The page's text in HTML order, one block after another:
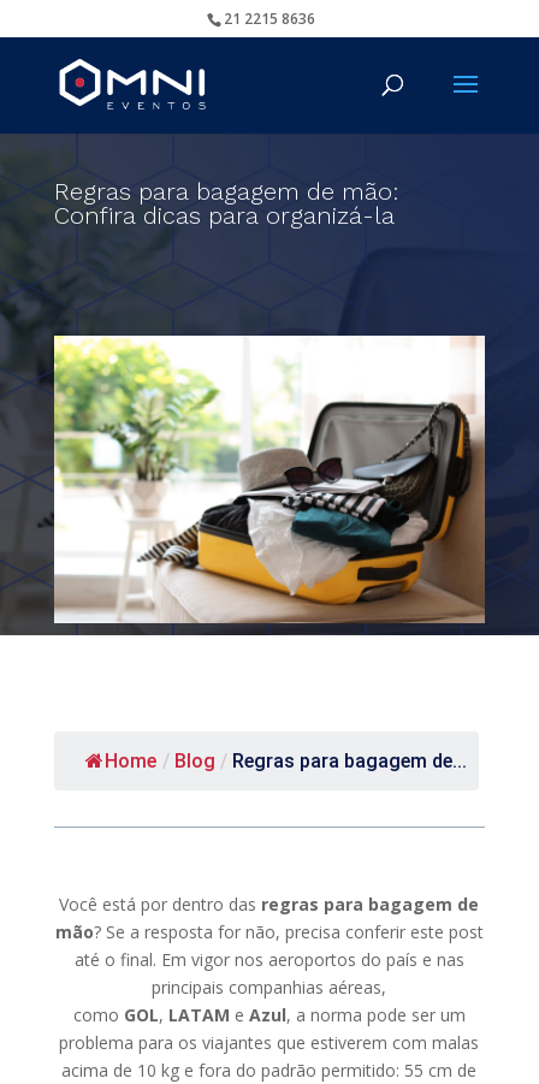
21 2215 8636
Regras para bagagem de mão:
Confira dicas para organizá-la
Home / Blog / Regras para bagagem de...
Você está por dentro das regras para bagagem de
mão? Se a resposta for não, precisa conferir este post
até o final. Em vigor nos aeroportos do país e nas
principais companhias aéreas,
como GOL, LATAM e Azul, a norma pode ser um
problema para os viajantes que estiverem com malas
acima de 10 kg e fora do padrão permitido: 55 cm de